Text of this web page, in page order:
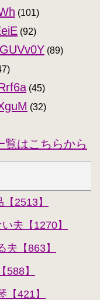
(101)
(92)
(89)
(45)
(32)
覧はこちらから
2513】
夫【1270】
夫【863】
588】
【421】